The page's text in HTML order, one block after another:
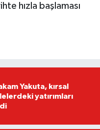
hızla başlaması
Yakuta, kırsal
yatırımları